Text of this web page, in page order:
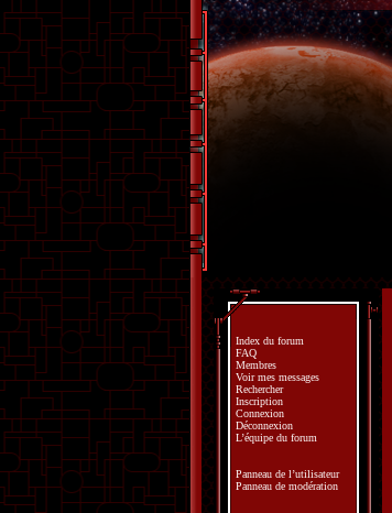
Index du forum
FAQ
Membres
Voir mes messages
Rechercher
Inscription
Connexion
Déconnexion
L’équipe du forum
Panneau de l’utilisateur
Panneau de modération